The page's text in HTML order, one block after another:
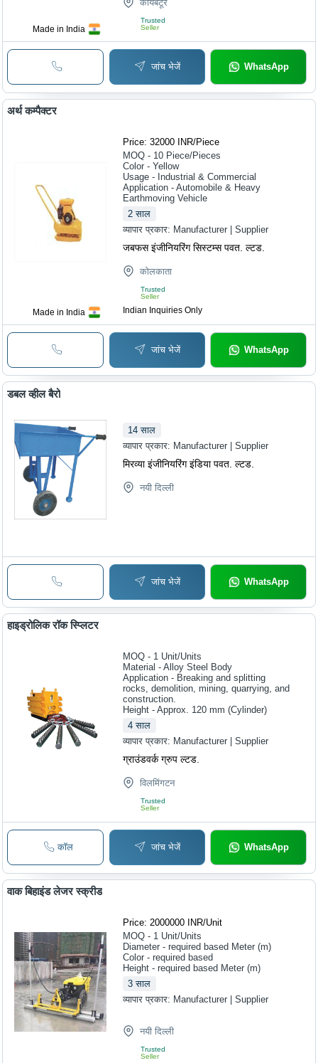
Made in India
कोयंबटूर
Trusted
Seller
जांच भेजें WhatsApp
Made in India
अर्थ कम्पैक्टर
Price: 32000 INR/Piece
MOQ - 10 Piece/Pieces
Color - Yellow
Usage - Industrial & Commercial
Application - Automobile & Heavy
Earthmoving Vehicle
2 साल
व्यापार प्रकार: Manufacturer | Supplier
जबफस इंजीनियरिंग सिस्टम्स पवत. ल्टड.
कोलकाता
Trusted
Seller
Indian Inquiries Only
जांच भेजें WhatsApp
डबल व्हील बैरो
14 साल
व्यापार प्रकार: Manufacturer | Supplier
मिरव्या इंजीनियरिंग इंडिया पवत. ल्टड.
नयी दिल्ली
जांच भेजें WhatsApp
हाइड्रोलिक रॉक स्प्लिटर
MOQ - 1 Unit/Units
Material - Alloy Steel Body
Application - Breaking and splitting
rocks, demolition, mining, quarrying, and
construction.
Height - Approx. 120 mm (Cylinder)
4 साल
व्यापार प्रकार: Manufacturer | Supplier
ग्राउंडवर्क ग्रुप ल्टड.
विलमिंगटन
Trusted
Seller
कॉल जांच भेजें WhatsApp
वाक बिहाइंड लेजर स्क्रीड
Price: 2000000 INR/Unit
MOQ - 1 Unit/Units
Diameter - required based Meter (m)
Color - required based
Height - required based Meter (m)
3 साल
व्यापार प्रकार: Manufacturer | Supplier
नयी दिल्ली
Trusted
Seller